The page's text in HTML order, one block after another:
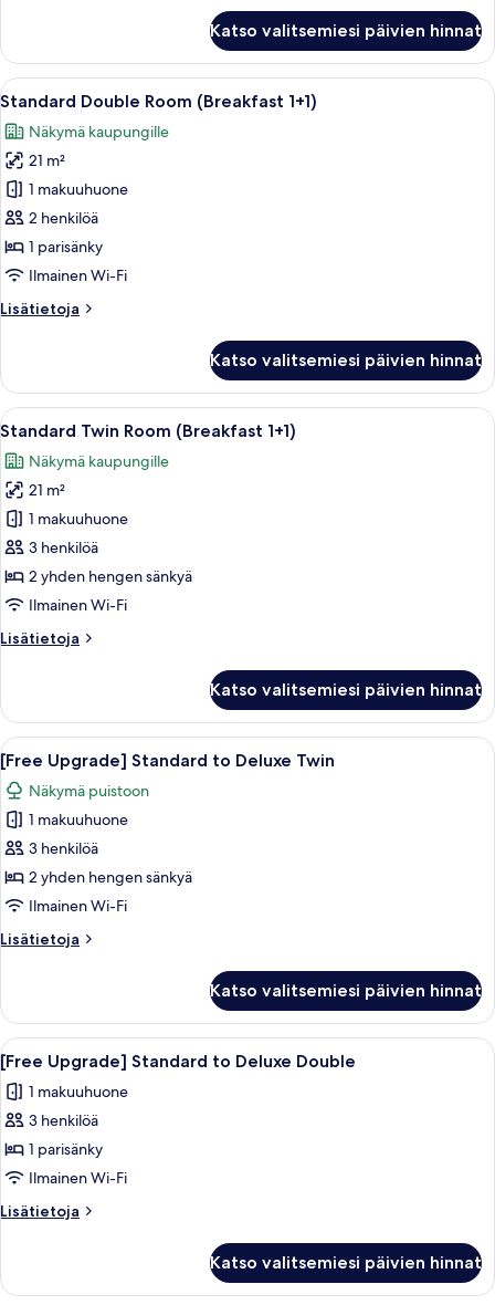
for
2_Standard
Double
Katso valitsemiesi päivien hinnat
Avaa
kaikki
huonetyypin
Standard
Double
Room
(Breakfast
1+1)
Pöytä on katettu erilaisilla
6
Standard Double Room (Breakfast 1+1)
Näkymä kaupungille
21 m²
1 makuuhuone
2 henkilöä
1 parisänky
Ilmainen Wi-Fi
Lisätietoja
Lisätietoja
Room
(Breakfast
1+1)
Katso valitsemiesi päivien hinnat
Avaa
kaikki
huonetyypin
Standard
Twin
Room
(Breakfast
1+1)
Pöytä on katettu erilaisilla
8
Standard Twin Room (Breakfast 1+1)
Näkymä kaupungille
21 m²
1 makuuhuone
3 henkilöä
2 yhden hengen sänkyä
Ilmainen Wi-Fi
Lisätietoja
Lisätietoja
Room
(Breakfast
1+1)
Katso valitsemiesi päivien hinnat
Avaa
kaikki
huonetyypin
[Free
Upgrade]
Standard
to
Twin
Hotellihuone, jossa on kaksi
8
[Free Upgrade] Standard to Deluxe Twin
Näkymä puistoon
1 makuuhuone
3 henkilöä
2 yhden hengen sänkyä
Ilmainen Wi-Fi
Lisätietoja
Lisätietoja
Standard
to
Deluxe
Twin
Katso valitsemiesi päivien hinnat
Avaa
kaikki
huonetyypin
[Free
Upgrade]
Standard
to
Deluxe
kuvat
Kaupunkikuva, jossa yhdistyvät
1
[Free Upgrade] Standard to Deluxe Double
1 makuuhuone
3 henkilöä
1 parisänky
Ilmainen Wi-Fi
Lisätietoja
Lisätietoja
Standard
Katso valitsemiesi päivien hinnat